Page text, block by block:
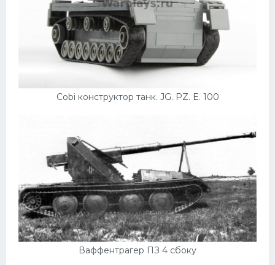
Cobi конструктор танк. JG. PZ. E. 100
Ваффентрагер ПЗ 4 сбоку